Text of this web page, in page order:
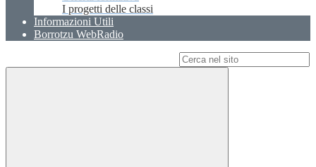
I progetti delle classi
Informazioni Utili
Borrotzu WebRadio